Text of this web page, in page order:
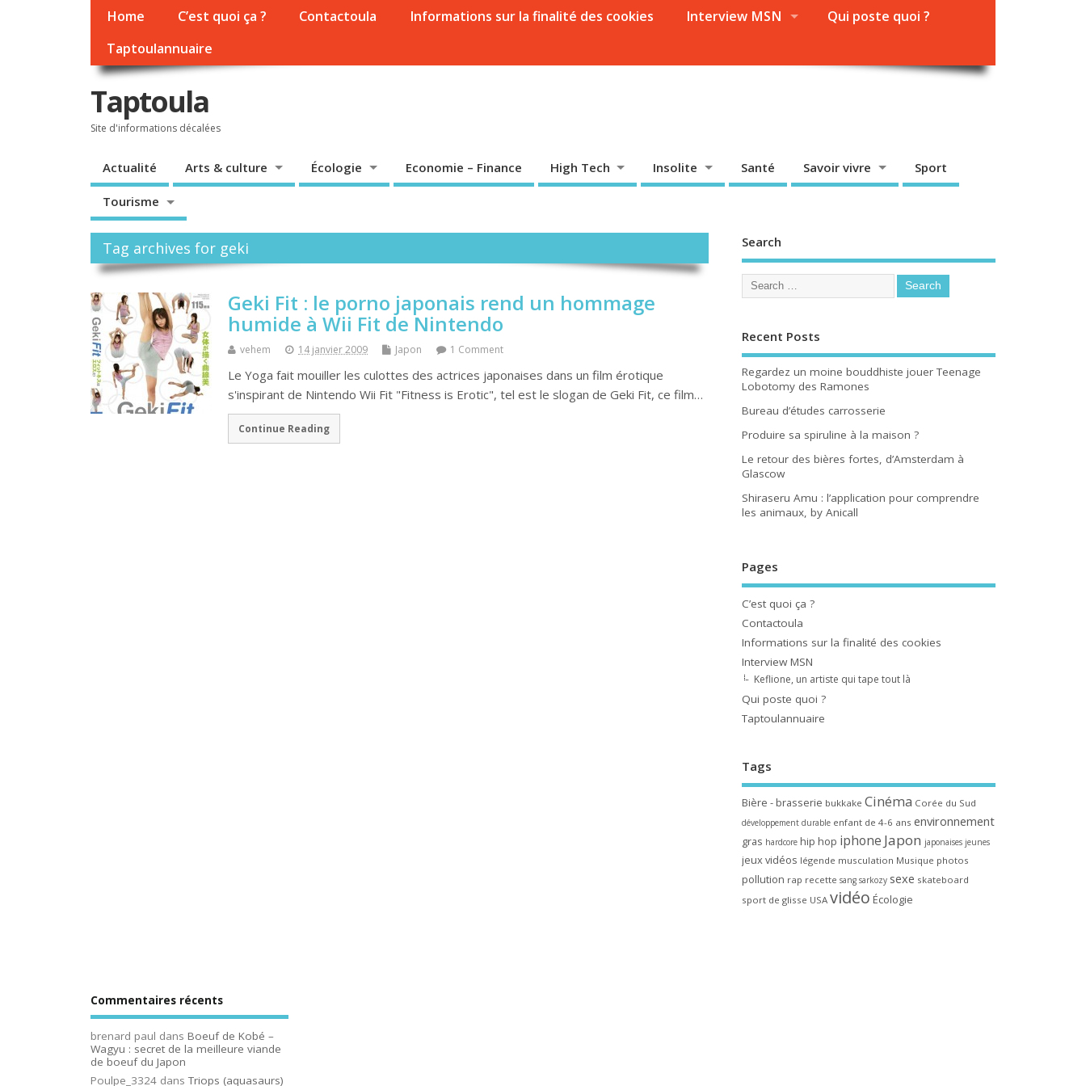
Home C’est quoi ça ? Contactoula Informations sur la finalité des cookies Interview MSN
Qui poste quoi ?
Taptoulannuaire
Taptoula
Site d'informations décalées
Actualité Arts & culture Écologie Economie – Finance High Tech Insolite Santé Savoir vivre Sport
Tourisme
Tag archives for geki
Geki Fit : le porno japonais rend un hommage
humide à Wii Fit de Nintendo
vehem 14 janvier 2009 Japon 1 Comment
Le Yoga fait mouiller les culottes des actrices japonaises dans un film érotique
s'inspirant de Nintendo Wii Fit "Fitness is Erotic", tel est le slogan de Geki Fit, ce film…
Continue Reading
Search
Recent Posts
Regardez un moine bouddhiste jouer Teenage
Lobotomy des Ramones
Bureau d’études carrosserie
Produire sa spiruline à la maison ?
Le retour des bières fortes, d’Amsterdam à
Glascow
Shiraseru Amu : l’application pour comprendre
les animaux, by Anicall
Pages
C’est quoi ça ?
Contactoula
Informations sur la finalité des cookies
Interview MSN
Keflione, un artiste qui tape tout là
Qui poste quoi ?
Taptoulannuaire
Tags
Bière - brasserie bukkake Cinéma Corée du Sud
développement durable enfant de 4-6 ans environnement
gras hardcore hip hop iphone Japon japonaises jeunes
jeux vidéos légende musculation Musique photos
pollution rap recette sang sarkozy sexe skateboard
sport de glisse USA vidéo Écologie
Commentaires récents
brenard paul dans Boeuf de Kobé –
Wagyu : secret de la meilleure viande
de boeuf du Japon
Poulpe_3324 dansTriops (aquasaurs)